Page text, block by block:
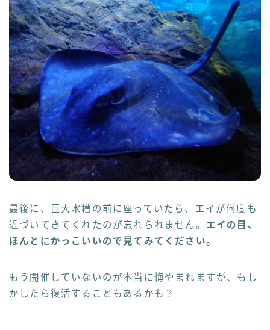
最後に、巨大水槽の前に座っていたら、エイが何度も
近づいてきてくれたのが忘れられません。 エイの目、
ほんとにかっこいいので見てみてください。
もう開催していないのが本当に悔やまれますが、もし
かしたら復活することもあるかも？